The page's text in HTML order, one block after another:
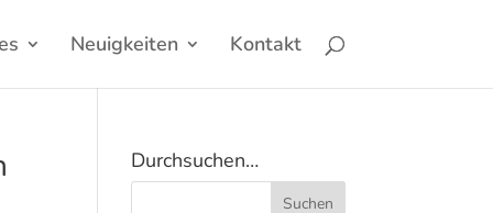
Neuigkeiten Kontakt
Durchsuchen…